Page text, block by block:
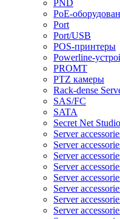
PND
PoE-
Port
Port/USB
POS-принтеры
Powerline-
PROMT
PTZ камеры
Rack-dense
SAS/FC
SATA
Secret Net Studio
Server
Server
Server
Server
Server
Server
Server
Server